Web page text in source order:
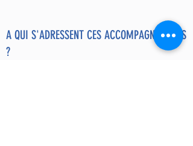
A QUI S'ADRESSENT CES ACCOMPAGNEMENTS
?